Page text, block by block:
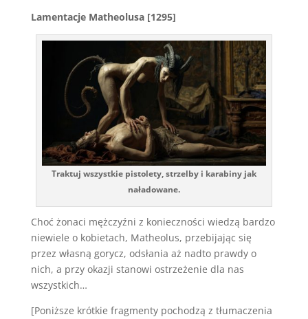
Lamentacje Matheolusa [1295]
Traktuj wszystkie pistolety, strzelby i karabiny jak
naładowane.
Choć żonaci mężczyźni z konieczności wiedzą bardzo
niewiele o kobietach, Matheolus, przebijając się
przez własną gorycz, odsłania aż nadto prawdy o
nich, a przy okazji stanowi ostrzeżenie dla nas
wszystkich…
[Poniższe krótkie fragmenty pochodzą z tłumaczenia